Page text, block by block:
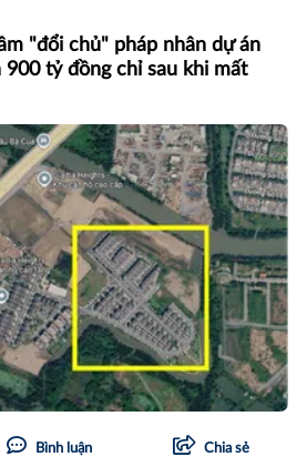
"đổi chủ" pháp nhân dự án
900 tỷ đồng chỉ sau khi mất
Bình luận Chia sẻ